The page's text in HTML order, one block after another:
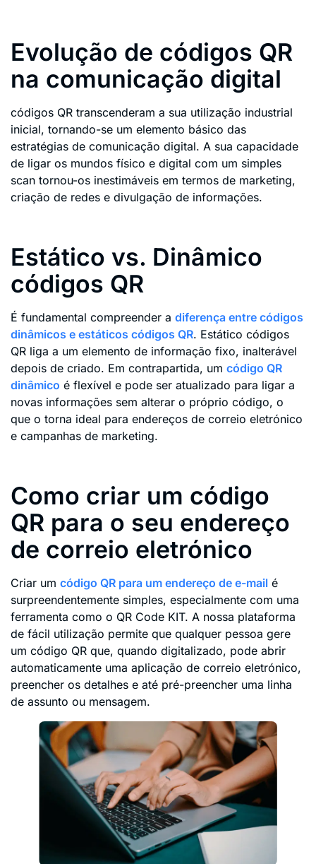
Evolução de códigos QR
na comunicação digital
códigos QR transcenderam a sua utilização industrial
inicial, tornando-se um elemento básico das
estratégias de comunicação digital. A sua capacidade
de ligar os mundos físico e digital com um simples
scan tornou-os inestimáveis em termos de marketing,
criação de redes e divulgação de informações.
Estático vs. Dinâmico
códigos QR
É fundamental compreender a diferença entre códigos
dinâmicos e estáticos códigos QR. Estático códigos
QR liga a um elemento de informação fixo, inalterável
depois de criado. Em contrapartida, um código QR
dinâmico é flexível e pode ser atualizado para ligar a
novas informações sem alterar o próprio código, o
que o torna ideal para endereços de correio eletrónico
e campanhas de marketing.
Como criar um código
QR para o seu endereço
de correio eletrónico
Criar um código QR para um endereço de e-mail é
surpreendentemente simples, especialmente com uma
ferramenta como o QR Code KIT. A nossa plataforma
de fácil utilização permite que qualquer pessoa gere
um código QR que, quando digitalizado, pode abrir
automaticamente uma aplicação de correio eletrónico,
preencher os detalhes e até pré-preencher uma linha
de assunto ou mensagem.